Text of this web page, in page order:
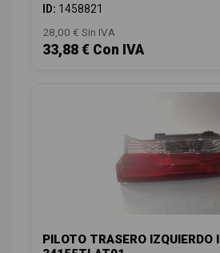
ID: 1458821
28,00 € Sin IVA
33,88 € Con IVA
PILOTO TRASERO IZQUIERDO